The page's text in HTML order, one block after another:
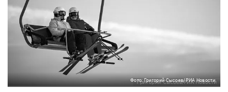
Фото: Григорий Сысоев/РИА Новости